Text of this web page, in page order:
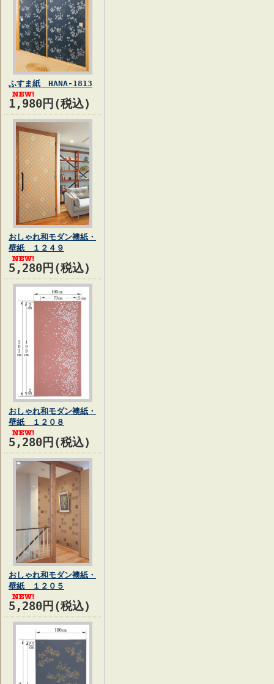
ふすま紙 HANA-1813
1,980円(税込)
おしゃれ和モダン襖紙・
壁紙 １２４９
5,280円(税込)
おしゃれ和モダン襖紙・
壁紙 １２０８
5,280円(税込)
おしゃれ和モダン襖紙・
壁紙 １２０５
5,280円(税込)